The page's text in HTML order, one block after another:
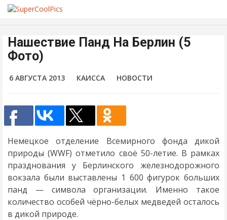
Нашествие Панд На Берлин (5
Фото)
6 АВГУСТА 2013 КАИССА НОВОСТИ
Немецкое отделение Всемирного фонда дикой
природы (WWF) отметило своё 50-летие. В рамках
празднования у Берлинского железнодорожного
вокзала были выставлены 1 600 фигурок больших
панд — символа организации. Именно такое
количество особей чёрно-белых медведей осталось
в дикой природе.